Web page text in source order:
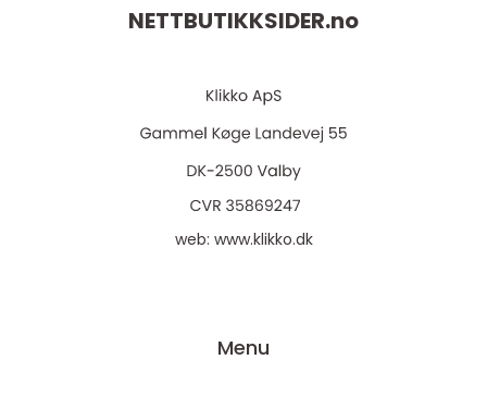
NETTBUTIKKSIDER.no
web: www.klikko.dk
Menu